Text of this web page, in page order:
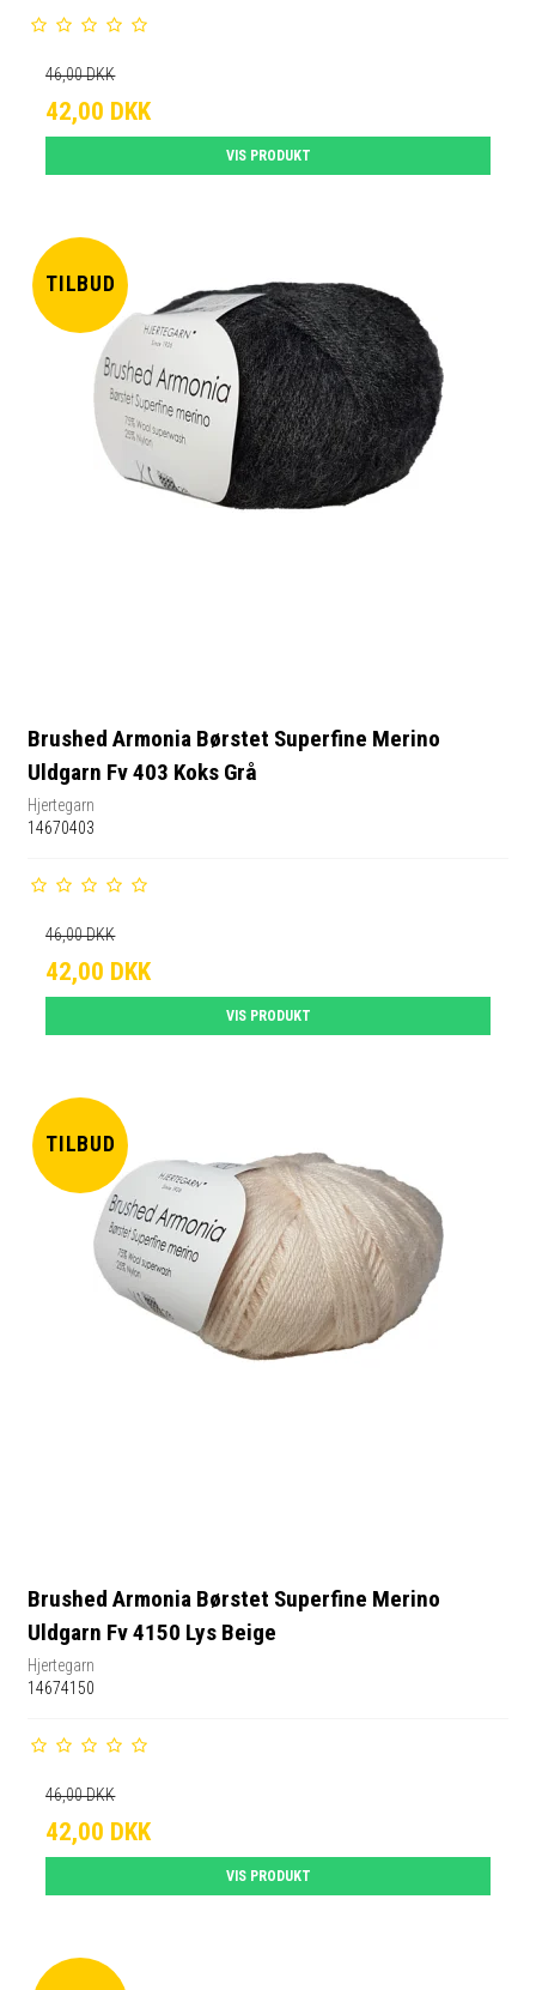
46,00 DKK
42,00 DKK
VIS PRODUKT
TILBUD
Brushed Armonia Børstet Superfine Merino
Uldgarn Fv 403 Koks Grå
Hjertegarn
14670403
46,00 DKK
42,00 DKK
VIS PRODUKT
TILBUD
Brushed Armonia Børstet Superfine Merino
Uldgarn Fv 4150 Lys Beige
Hjertegarn
14674150
46,00 DKK
42,00 DKK
VIS PRODUKT